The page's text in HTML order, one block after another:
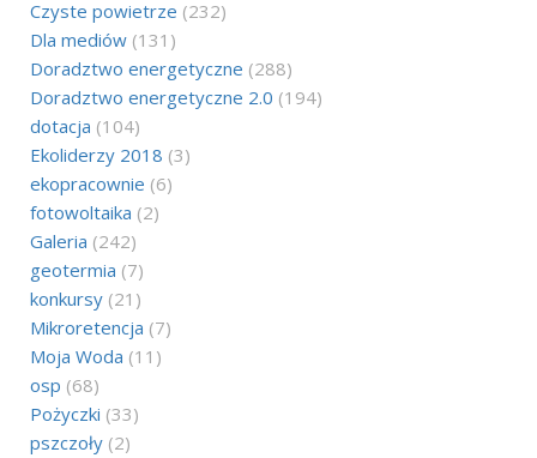
Czyste powietrze (232)
Dla mediów (131)
Doradztwo energetyczne (288)
Doradztwo energetyczne 2.0 (194)
dotacja (104)
Ekoliderzy 2018 (3)
ekopracownie (6)
fotowoltaika (2)
Galeria (242)
geotermia (7)
konkursy (21)
Mikroretencja (7)
Moja Woda (11)
osp (68)
Pożyczki (33)
pszczoły (2)